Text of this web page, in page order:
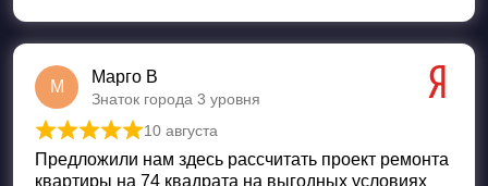
М
Марго В
Знаток города 3 уровня
Оценка из 5
10 августа
Предложили нам здесь рассчитать проект ремонта
квартиры на 74 квадрата на выгодных условиях